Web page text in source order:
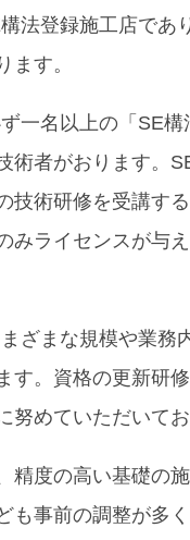
構法登録施工店であ
ます。
一名以上の「 SE構
術者がおります。
技術研修を受講す
みライセンスが与
ざまな規模や業務
す。資格の更新研
努めていただいて
精度の高い基礎の
も事前の調整が多